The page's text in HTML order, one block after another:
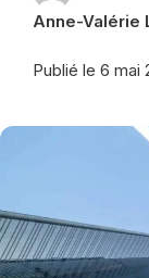
Anne-Valérie
Publié le 6 mai